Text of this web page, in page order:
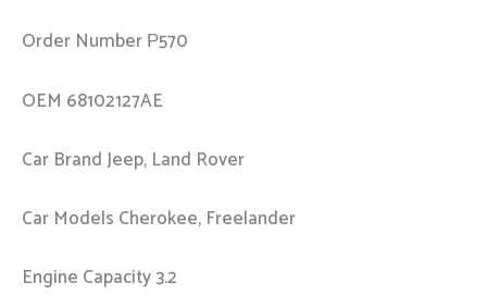
Order Number Р570
OEM 68102127AE
Car Brand Jeep, Land Rover
Car Models Cherokee, Freelander
Engine Capacity 3.2